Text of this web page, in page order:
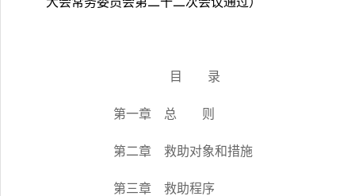
目 录
第一章 总 则
第二章 救助对象和措施
第三章 救助程序